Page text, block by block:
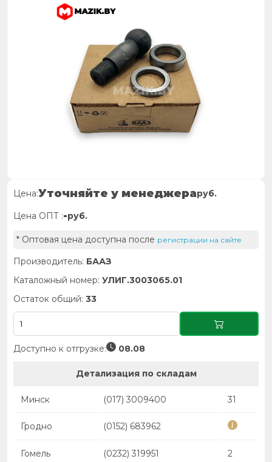
Цена:Уточняйте у менеджераруб.
Цена ОПТ :-руб.
* Оптовая цена доступна после регистрации на сайте
Производитель: БААЗ
Каталожный номер: УЛИГ.3003065.01
Остаток общий: 33
Доступно к отгрузке: 08.08
Детализация по складам
Минск (017) 3009400 31
Гродно (0152) 683962
Гомель (0232) 319951 2